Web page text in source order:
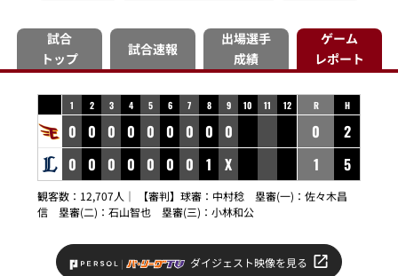
試合
トップ
試合速報
出場選手
成績
ゲーム
レポート
1 2 3 4 5 6 7 8 9 10 11 12
0 0 0 0 0 0 0 0 0
0 0 0 0 0 0 0 1 X
R H
0
2
1
5
観客数：12,707人｜ 【審判】球審：中村稔 塁審(一)：佐々木昌
信 塁審(二)：石山智也 塁審(三)：小林和公
ダイジェスト映像を見る